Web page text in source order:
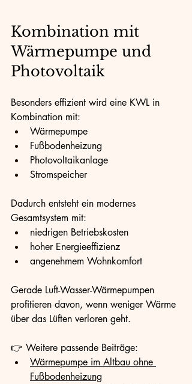
Kombination mit
Wärmepumpe und
Photovoltaik
Besonders effizient wird eine KWL in
Kombination mit:
Wärmepumpe
Fußbodenheizung
Photovoltaikanlage
Stromspeicher
Dadurch entsteht ein modernes
Gesamtsystem mit:
niedrigen Betriebskosten
hoher Energieeffizienz
angenehmem Wohnkomfort
Gerade Luft-Wasser-Wärmepumpen
profitieren davon, wenn weniger Wärme
über das Lüften verloren geht.
👉 Weitere passende Beiträge:
Wärmepumpe im Altbau ohne
Fußbodenheizung